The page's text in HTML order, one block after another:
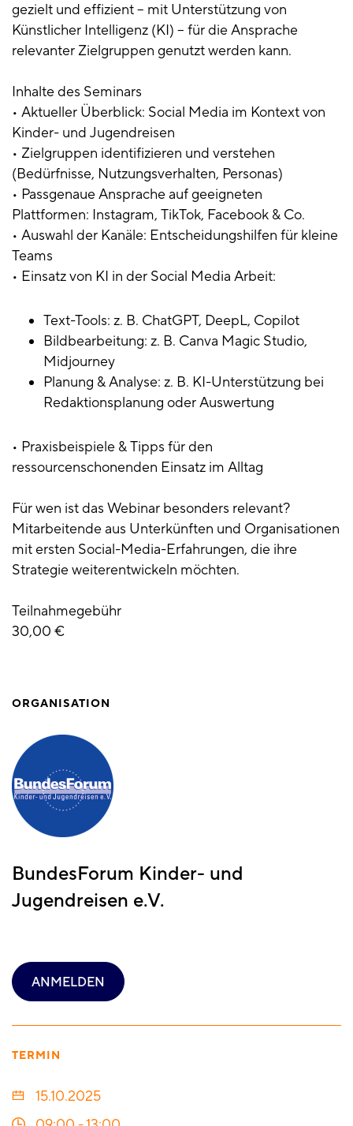
gezielt und effizient – mit Unterstützung von
Künstlicher Intelligenz (KI) – für die Ansprache
relevanter Zielgruppen genutzt werden kann.
Inhalte des Seminars
• Aktueller Überblick: Social Media im Kontext von
Kinder- und Jugendreisen
• Zielgruppen identifizieren und verstehen
(Bedürfnisse, Nutzungsverhalten, Personas)
• Passgenaue Ansprache auf geeigneten
Plattformen: Instagram, TikTok, Facebook & Co.
• Auswahl der Kanäle: Entscheidungshilfen für kleine
Teams
• Einsatz von KI in der Social Media Arbeit:
Text-Tools: z. B. ChatGPT, DeepL, Copilot
Bildbearbeitung: z. B. Canva Magic Studio,
Midjourney
Planung & Analyse: z. B. KI-Unterstützung bei
Redaktionsplanung oder Auswertung
• Praxisbeispiele & Tipps für den
ressourcenschonenden Einsatz im Alltag
Für wen ist das Webinar besonders relevant?
Mitarbeitende aus Unterkünften und Organisationen
mit ersten Social-Media-Erfahrungen, die ihre
Strategie weiterentwickeln möchten.
Teilnahmegebühr
30,00 €
ORGANISATION
BundesForum Kinder- und
Jugendreisen e.V.
ANMELDEN
TERMIN
15.10.2025